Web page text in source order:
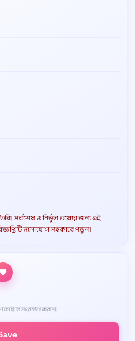
সর্বশেষ ও নির্ভুল তথ্যের জন্য এই
মনোযোগ সহকারে পড়ুন।
সংরক্ষণ করুন।